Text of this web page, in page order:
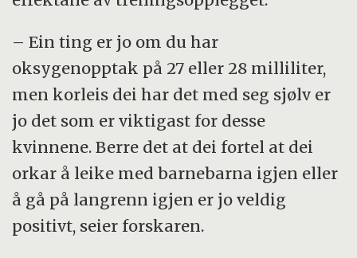
– Ein ting er jo om du har
oksygenopptak på 27 eller 28 milliliter,
men korleis dei har det med seg sjølv er
jo det som er viktigast for desse
kvinnene. Berre det at dei fortel at dei
orkar å leike med barnebarna igjen eller
å gå på langrenn igjen er jo veldig
positivt, seier forskaren.